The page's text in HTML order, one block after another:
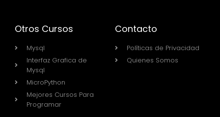
Otros Cursos
Mysql
Interfaz Grafica de
Mysql
MicroPython
Mejores Cursos Para
Programar
Contacto
Políticas de Privacidad
Quienes Somos